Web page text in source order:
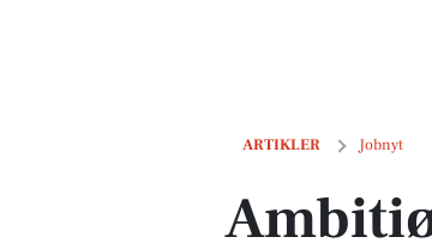
ARTIKLER Jobnyt
Ambitiøs lærer søges